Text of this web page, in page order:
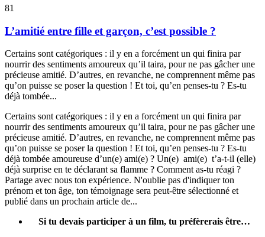
81
L’amitié entre fille et garçon, c’est possible ?
Certains sont catégoriques : il y en a forcément un qui finira par
nourrir des sentiments amoureux qu’il taira, pour ne pas gâcher une
précieuse amitié. D’autres, en revanche, ne comprennent même pas
qu’on puisse se poser la question ! Et toi, qu’en penses-tu ? Es-tu
déjà tombée...
Certains sont catégoriques : il y en a forcément un qui finira par
nourrir des sentiments amoureux qu’il taira, pour ne pas gâcher une
précieuse amitié. D’autres, en revanche, ne comprennent même pas
qu’on puisse se poser la question ! Et toi, qu’en penses-tu ? Es-tu
déjà tombée amoureuse d’un(e) ami(e) ? Un(e) ami(e) t’a-t-il (elle)
déjà surprise en te déclarant sa flamme ? Comment as-tu réagi ?
Partage avec nous ton expérience. N'oublie pas d'indiquer ton
prénom et ton âge, ton témoignage sera peut-être sélectionné et
publié dans un prochain article de...
Si tu devais participer à un film, tu préfèrerais être…